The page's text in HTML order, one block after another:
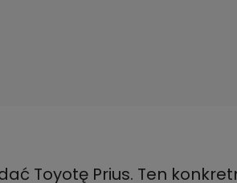
Toyotę Prius. Ten